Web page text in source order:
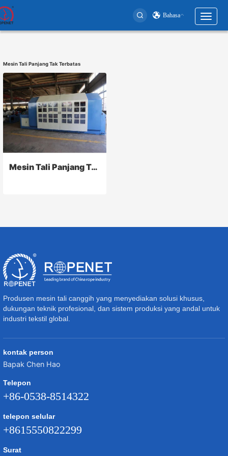
Bahasa
Toggle
User
menu
Mesin Tali Panjang Tak Terbatas
Mesin Tali Panjang Tak Terbatas
Produsen mesin tali canggih yang menyediakan solusi khusus,
dukungan teknik profesional, dan sistem produksi yang andal untuk
industri tekstil global.
kontak person
Bapak Chen Hao
Telepon
+86-0538-8514322
telepon selular
+8615550822299
Surat